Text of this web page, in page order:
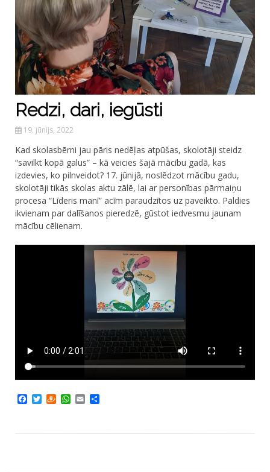
Redzi, dari, iegūsti
19. jūnijs, 2022
Kad skolasbērni jau pāris nedēļas atpūšas, skolotāji steidz
“savilkt kopā galus” – kā veicies šajā mācību gadā, kas
izdevies, ko pilnveidot? 17. jūnijā, noslēdzot mācību gadu,
skolotāji tikās skolas aktu zālē, lai ar personības pārmaiņu
procesa “Līderis manī” acīm paraudzītos uz paveikto. Paldies
ikvienam par dalīšanos pieredzē, gūstot iedvesmu jaunam
mācību cēlienam.
Facebook
TwitterDraugiem
WhatsApp
Email